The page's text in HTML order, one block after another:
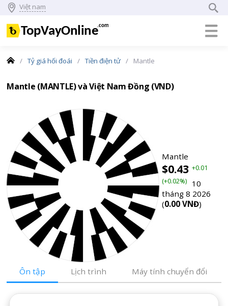
Việt nam
Trang Tỷ giá hối đoái Tiền điện tử Mantle
Mantle (MANTLE) và Việt Nam Đồng (VND)
Mantle
$0.43 +0.01
(+0.02%)
10
tháng 8 2026
(0.00 VNĐ)
Ôn tập Lịch trình Máy tính chuyển đổi